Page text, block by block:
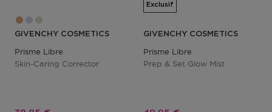
GIVENCHY COSMETICS
Prisme Libre
Skin-Caring Corrector
Exclusif
GIVENCHY COSMETICS
Prisme Libre
Prep & Set Glow Mist